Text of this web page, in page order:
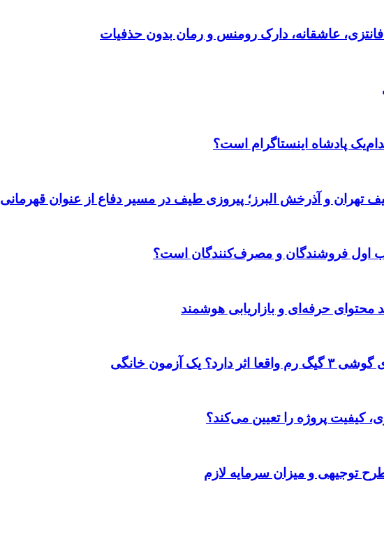
پادشاه اینستاگرام است؟
تهران و آذرخش البرز؛ پیروزی طیف در مسیر دفاع از عنوان قهرمانی
اول فروشندگان و مصرف‌کنندگان است؟
آزمون خانگی
کیفیت پروژه را تعیین می‌کند؟
توجیهی و میزان سرمایه لازم